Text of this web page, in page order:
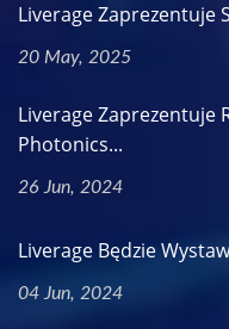
Liverage Zaprezentuje
20 May, 2025
Liverage Zaprezentuje
Photonics...
26 Jun, 2024
Liverage Będzie
04 Jun, 2024